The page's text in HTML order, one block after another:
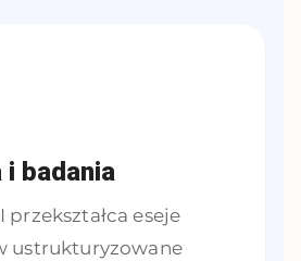
i badania
przekształca eseje
ustrukturyzowane